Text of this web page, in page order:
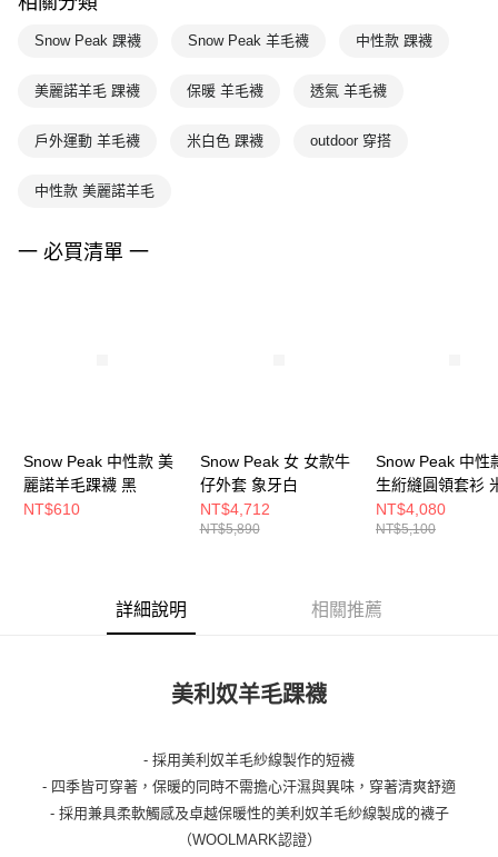
Snow Peak 踝襪 Snow Peak 羊毛襪 中性款 踝襪
美麗諾羊毛 踝襪 保暖 羊毛襪 透氣 羊毛襪
戶外運動 羊毛襪 米白色 踝襪 outdoor 穿搭
中性款 美麗諾羊毛
一 必買清單 一
Snow Peak 中性款 美
麗諾羊毛踝襪 黑
NT$610
Snow Peak 女 女款牛
仔外套 象牙白
NT$4,712
NT$5,890
Snow Peak 中性
生絎縫圓領套衫
色
NT$4,080
NT$5,100
詳細說明 相關推薦
美利奴羊毛踝襪
- 採用美利奴羊毛紗線製作的短襪
- 四季皆可穿著，保暖的同時不需擔心汗濕與異味，穿著清爽舒適
- 採用兼具柔軟觸感及卓越保暖性的美利奴羊毛紗線製成的襪子
（WOOLMARK認證）